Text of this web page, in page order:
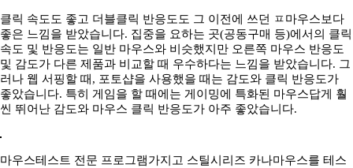
클릭 속도도 좋고 더블클릭 반응도도 그 이전에 쓰던 ㅍ마우스보다
좋은 느낌을 받았습니다. 집중을 요하는 곳(공동구매 등)에서의 클릭
속도 및 반응도는 일반 마우스와 비슷했지만 오른쪽 마우스 반응도
및 감도가 다른 제품과 비교할 때 우수하다는 느낌을 받았습니다. 그
러나 웹 서핑할 때, 포토샵을 사용했을 때는 감도와 클릭 반응도가
좋았습니다. 특히 게임을 할 때에는 게이밍에 특화된 마우스답게 훨
씬 뛰어난 감도와 마우스 클릭 반응도가 아주 좋았습니다.
마우스테스트 전문 프로그램가지고 스틸시리즈 카나마우스를 테스